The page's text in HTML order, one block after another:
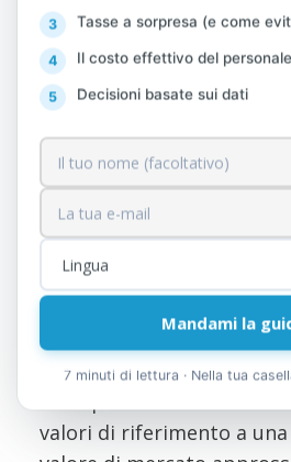
relativa alla natura del
modalità di
liberi professionisti e i
autonomi.
È ancora una bozza
ancora entrata in
La nuova imposta sui
giugno 2026 è stata
Consultazione pubblica
leggeche prevede il
valori di riferimento a
Tasse a sorpresa (e come
Il costo effettivo del personale
Decisioni basate sui dati
Mandami la
7 minuti di lettura · Nella tua